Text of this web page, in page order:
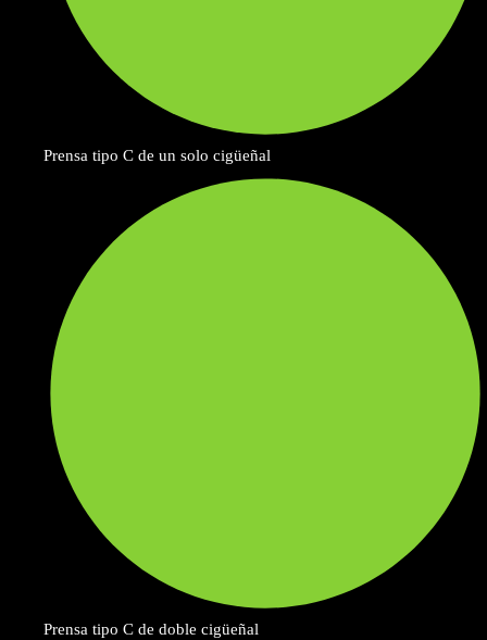
Prensa tipo C de un solo cigüeñal
Prensa tipo C de doble cigüeñal